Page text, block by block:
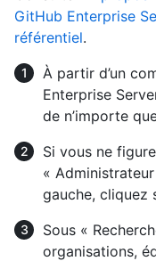
GitHub Enterprise
référentiel.
À partir d’un
Enterprise
de n’importe
Si vous ne
«
gauche, cliquez
Sous «
organisations,